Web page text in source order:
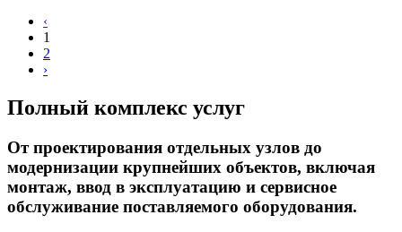
‹
1
2
›
Полный комплекс услуг
От проектирования отдельных узлов до
модернизации крупнейших объектов, включая
монтаж, ввод в эксплуатацию и сервисное
обслуживание поставляемого оборудования.